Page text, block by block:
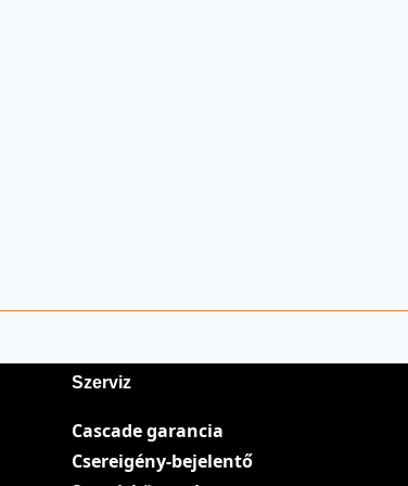
Szerviz
Cascade garancia
Csereigény-bejelentő